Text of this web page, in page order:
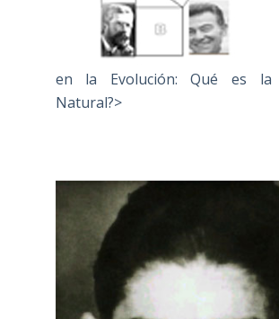
en la Evolución: Qué es la
Natural?>